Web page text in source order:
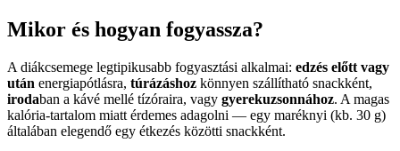
Mikor és hogyan fogyassza?
A diákcsemege legtipikusabb fogyasztási alkalmai: edzés előtt vagy
után energiapótlásra, túrázáshoz könnyen szállítható snackként,
irodaban a kávé mellé tízóraira, vagy gyerekuzsonnához. A magas
kalória-tartalom miatt érdemes adagolni — egy maréknyi (kb. 30 g)
általában elegendő egy étkezés közötti snackként.